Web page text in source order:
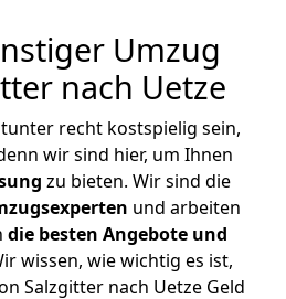
Umzug
nach Uetze
recht kostspielig sein,
wir sind hier, um Ihnen
zu bieten. Wir sind die
und arbeiten
die besten Angebote und
wissen, wie wichtig es ist,
Salzgitter nach Uetze Geld